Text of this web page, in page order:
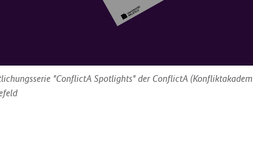
"ConflictA Spotlights" der ConflictA